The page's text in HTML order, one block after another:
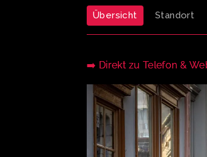
Übersicht Standort
➡️ Direkt zu Telefon &